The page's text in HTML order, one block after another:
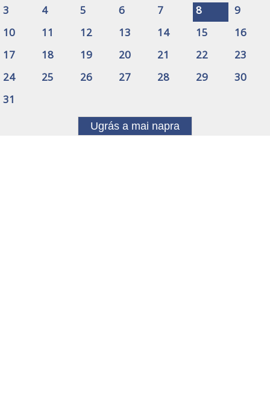
3
4 5 6 7 8
9
10
11 12 13 14 15
16
17
18 19 20 21 22
23
24
25 26 27 28 29
30
31
Ugrás a mai napra